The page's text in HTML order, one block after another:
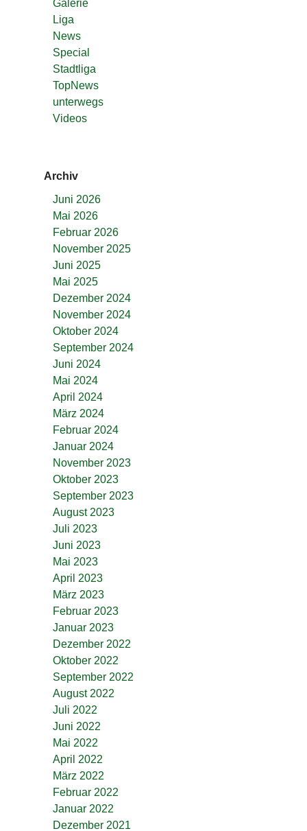
Galerie
Liga
News
Special
Stadtliga
TopNews
unterwegs
Videos
Archiv
Juni 2026
Mai 2026
Februar 2026
November 2025
Juni 2025
Mai 2025
Dezember 2024
November 2024
Oktober 2024
September 2024
Juni 2024
Mai 2024
April 2024
März 2024
Februar 2024
Januar 2024
November 2023
Oktober 2023
September 2023
August 2023
Juli 2023
Juni 2023
Mai 2023
April 2023
März 2023
Februar 2023
Januar 2023
Dezember 2022
Oktober 2022
September 2022
August 2022
Juli 2022
Juni 2022
Mai 2022
April 2022
März 2022
Februar 2022
Januar 2022
Dezember 2021